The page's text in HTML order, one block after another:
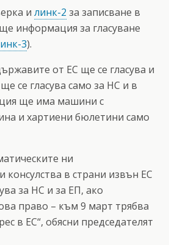
и линк-2 за записване в
информация за гласуване
3).
от ЕС ще се гласува и
се гласува само за НС и в
ще има машини с
и хартиени бюлетини само
ни
консулства в страни извън ЕС
за НС и за ЕП, ако
право – към 9 март трябва
в ЕС“, обясни председателят